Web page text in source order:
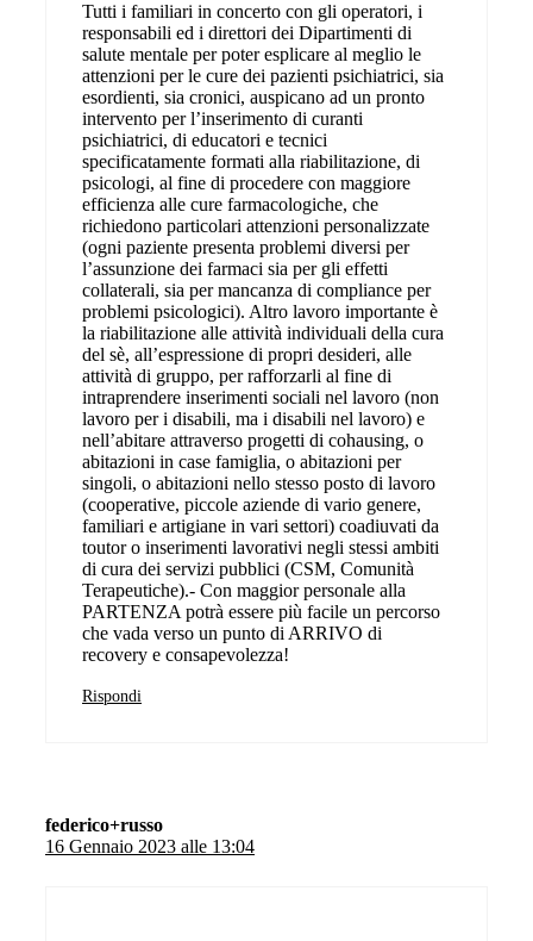
Tutti i familiari in concerto con gli operatori, i
responsabili ed i direttori dei Dipartimenti di
salute mentale per poter esplicare al meglio le
attenzioni per le cure dei pazienti psichiatrici, sia
esordienti, sia cronici, auspicano ad un pronto
intervento per l’inserimento di curanti
psichiatrici, di educatori e tecnici
specificatamente formati alla riabilitazione, di
psicologi, al fine di procedere con maggiore
efficienza alle cure farmacologiche, che
richiedono particolari attenzioni personalizzate
(ogni paziente presenta problemi diversi per
l’assunzione dei farmaci sia per gli effetti
collaterali, sia per mancanza di compliance per
problemi psicologici). Altro lavoro importante è
la riabilitazione alle attività individuali della cura
del sè, all’espressione di propri desideri, alle
attività di gruppo, per rafforzarli al fine di
intraprendere inserimenti sociali nel lavoro (non
lavoro per i disabili, ma i disabili nel lavoro) e
nell’abitare attraverso progetti di cohausing, o
abitazioni in case famiglia, o abitazioni per
singoli, o abitazioni nello stesso posto di lavoro
(cooperative, piccole aziende di vario genere,
familiari e artigiane in vari settori) coadiuvati da
toutor o inserimenti lavorativi negli stessi ambiti
di cura dei servizi pubblici (CSM, Comunità
Terapeutiche).- Con maggior personale alla
PARTENZA potrà essere più facile un percorso
che vada verso un punto di ARRIVO di
recovery e consapevolezza!
Rispondi
federico+russo
16 Gennaio 2023 alle 13:04